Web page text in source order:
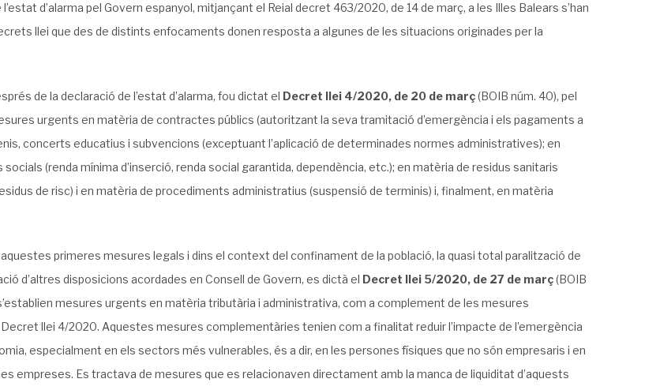
d’alarma pel Govern espanyol, mitjançant el Reial decret 463/2020, de 14 de març, a les Illes Balears s’han
llei que des de distints enfocaments donen resposta a algunes de les situacions originades per la
de la declaració de l’estat d’alarma, fou dictat el Decret llei 4/2020, de 20 de març(BOIB núm. 40), pel
urgents en matèria de contractes públics (autoritzant la seva tramitació d’emergència i els pagaments a
concerts educatius i subvencions (exceptuant l’aplicació de determinades normes administratives); en
(renda mínima d’inserció, renda social garantida, dependència, etc.); en matèria de residus sanitaris
de risc) i en matèria de procediments administratius (suspensió de terminis) i, finalment, en matèria
primeres mesures legals i dins el context del confinament de la població, la quasi total paralització de
d’altres disposicions acordades en Consell de Govern, es dictà el Decret llei 5/2020, de 27 de març(BOIB
mesures urgents en matèria tributària i administrativa, com a complement de les mesures
llei 4/2020. Aquestes mesures complementàries tenien com a finalitat reduir l’impacte de l’emergència
especialment en els sectors més vulnerables, és a dir, en les persones físiques que no són empresaris i en
empreses. Es tractava de mesures que es relacionaven directament amb la manca de liquiditat d’aquests